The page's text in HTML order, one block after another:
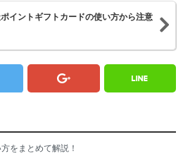
イントギフトカードの使い方から注意
をまとめて解説！